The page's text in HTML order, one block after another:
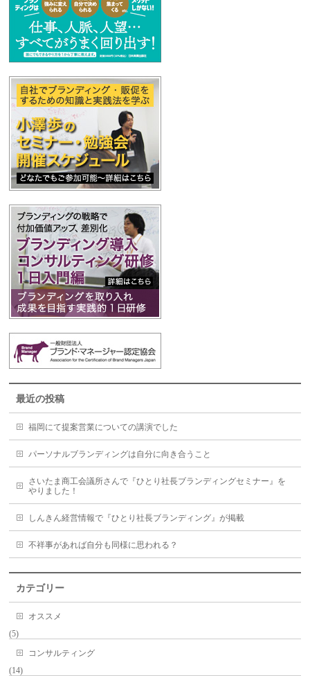
最近の投稿
福岡にて提案営業についての講演でした
パーソナルブランディングは自分に向き合うこと
さいたま商工会議所さんで『ひとり社長ブランディングセミナー』を
やりました！
しんきん経営情報で『ひとり社長ブランディング』が掲載
不祥事があれば自分も同様に思われる？
カテゴリー
オススメ
(5)
コンサルティング
(14)